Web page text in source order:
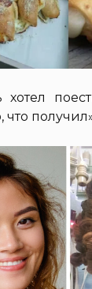
хотел
что